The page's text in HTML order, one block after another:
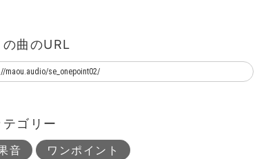
の曲のURL
テゴリー
音 ワンポイント